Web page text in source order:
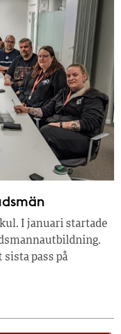
I januari startade
sista pass på